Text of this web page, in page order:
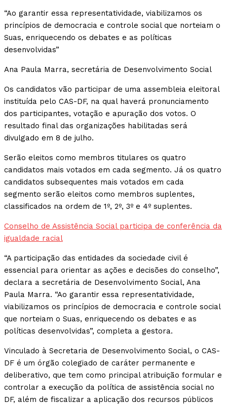
“Ao garantir essa representatividade, viabilizamos os
princípios de democracia e controle social que norteiam o
Suas, enriquecendo os debates e as políticas
desenvolvidas”
Ana Paula Marra, secretária de Desenvolvimento Social
Os candidatos vão participar de uma assembleia eleitoral
instituída pelo CAS-DF, na qual haverá pronunciamento
dos participantes, votação e apuração dos votos. O
resultado final das organizações habilitadas será
divulgado em 8 de julho.
Serão eleitos como membros titulares os quatro
candidatos mais votados em cada segmento. Já os quatro
candidatos subsequentes mais votados em cada
segmento serão eleitos como membros suplentes,
classificados na ordem de 1º, 2º, 3º e 4º suplentes.
Conselho de Assistência Social participa de conferência da
igualdade racial
“A participação das entidades da sociedade civil é
essencial para orientar as ações e decisões do conselho”,
declara a secretária de Desenvolvimento Social, Ana
Paula Marra. “Ao garantir essa representatividade,
viabilizamos os princípios de democracia e controle social
que norteiam o Suas, enriquecendo os debates e as
políticas desenvolvidas”, completa a gestora.
Vinculado à Secretaria de Desenvolvimento Social, o CAS-
DF é um órgão colegiado de caráter permanente e
deliberativo, que tem como principal atribuição formular e
controlar a execução da política de assistência social no
DF, além de fiscalizar a aplicação dos recursos públicos